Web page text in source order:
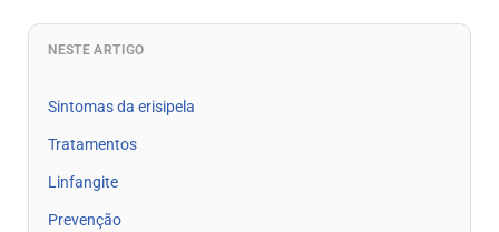
NESTE ARTIGO
Sintomas da erisipela
Tratamentos
Linfangite
Prevenção